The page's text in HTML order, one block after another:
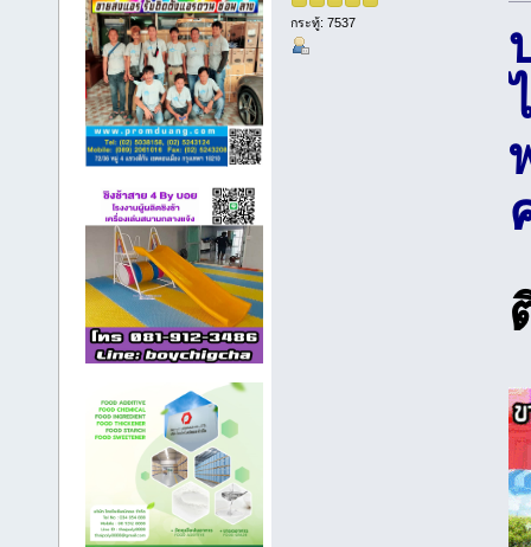
กระทู้: 7537